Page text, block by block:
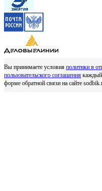
Вы принимаете условия политики в
пользовательского соглашения каждый
форме обратной связи на сайте